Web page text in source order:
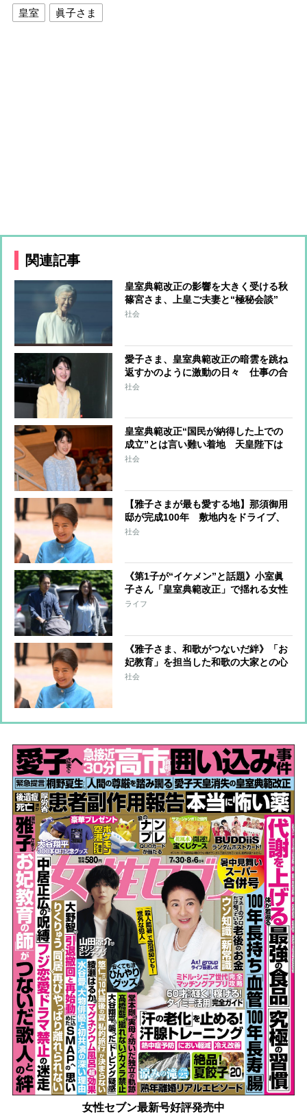
皇室
眞子さま
関連記事
皇室典範改正の影響を大きく受ける秋
篠宮さま、上皇ご夫妻と“極秘会談”
悠仁さまと佳子さまの結婚を含めた将
社会
愛子さま、皇室典範改正の暗雲を跳ね
返すかのように激動の日々 仕事の合
間に伊勢神宮、アジア競技大会、シン
社会
皇室典範改正“国民が納得した上での
成立”とは言い難い着地 天皇陛下は
静養中にご署名“内容が不服でも拒否
に報道
社会
【雅子さまが最も愛する地】那須御用
邸が完成100年 敷地内をドライブ、
テントでゴロゴロ、ママ友と夕食会…
い愛
社会
《第1子が“イケメン”と話題》小室眞
子さん「皇室典範改正」で揺れる女性
皇族「結婚は必要な選択」と語ってい
ライフ
《雅子さま、和歌がつないだ絆》「お
妃教育」を担当した和歌の大家との心
温まる触れ合い その恩師の愛弟子が
社会
女性セブン最新号好評発売中